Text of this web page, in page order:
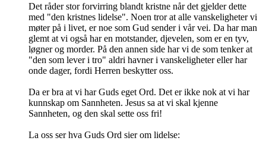
Det råder stor forvirring blandt kristne når det gjelder dette
med "den kristnes lidelse". Noen tror at alle vanskeligheter vi
møter på i livet, er noe som Gud sender i vår vei. Da har man
glemt at vi også har en motstander, djevelen, som er en tyv,
løgner og morder. På den annen side har vi de som tenker at
"den som lever i tro" aldri havner i vanskeligheter eller har
onde dager, fordi Herren beskytter oss.
Da er bra at vi har Guds eget Ord. Det er ikke nok at vi har
kunnskap om Sannheten. Jesus sa at vi skal kjenne
Sannheten, og den skal sette oss fri!
La oss ser hva Guds Ord sier om lidelse: